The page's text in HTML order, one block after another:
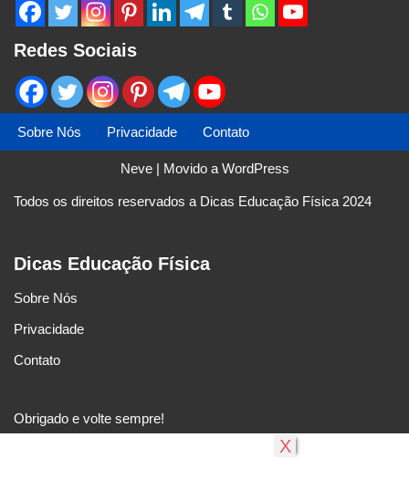
Redes Sociais
Sobre Nós Privacidade Contato
Neve| Movido aWordPress
Todos os direitos reservados a Dicas Educação Física 2024
Dicas Educação Física
Sobre Nós
Privacidade
Contato
Obrigado e volte sempre!
X